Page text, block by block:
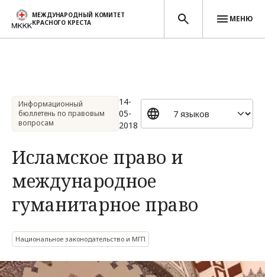
МЕЖДУНАРОДНЫЙ КОМИТЕТ
КРАСНОГО КРЕСТА
МЕНЮ
Информационный
бюллетень по правовым
вопросам
14-
05-
2018
Исламское право и
международное
гуманитарное право
Национальное законодательство и МГП